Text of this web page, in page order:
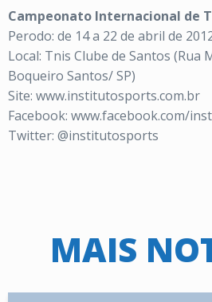
Campeonato Internacional de
Perodo: de 14 a 22 de abril de
Local: Tnis Clube de Santos (Rua
Boqueiro Santos/ SP)
Site: www.institutosports.com.br
Facebook: www.facebook.com/
Twitter: @institutosports
MAIS